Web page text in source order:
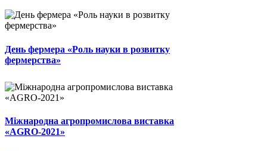
День фермера «Роль науки в розвитку
фермерства»
Міжнародна агропромислова виставка
«AGRO-2021»